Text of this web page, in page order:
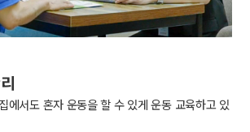
에서도 혼자 운동을 할 수 있게 운동 교육하고 있